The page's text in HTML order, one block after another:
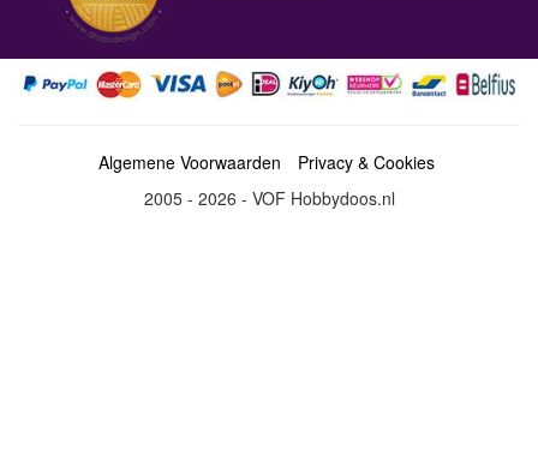
Algemene Voorwaarden
Privacy & Cookies
2005 - 2026 - VOF Hobbydoos.nl